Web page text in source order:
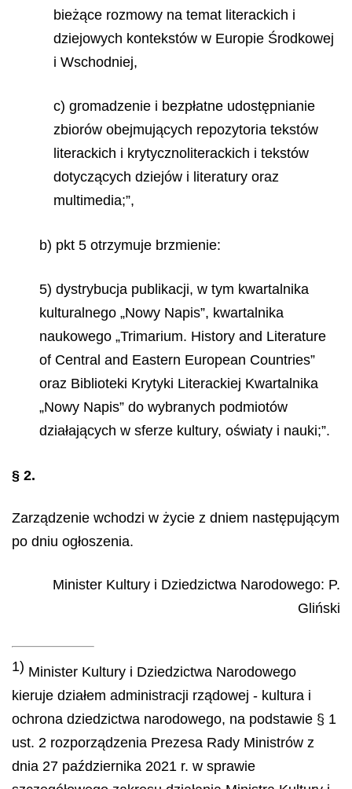
bieżące rozmowy na temat literackich i
dziejowych kontekstów w Europie Środkowej
i Wschodniej,
c) gromadzenie i bezpłatne udostępnianie
zbiorów obejmujących repozytoria tekstów
literackich i krytycznoliterackich i tekstów
dotyczących dziejów i literatury oraz
multimedia;”,
b) pkt 5 otrzymuje brzmienie:
5) dystrybucja publikacji, w tym kwartalnika
kulturalnego „Nowy Napis”, kwartalnika
naukowego „Trimarium. History and Literature
of Central and Eastern European Countries”
oraz Biblioteki Krytyki Literackiej Kwartalnika
„Nowy Napis” do wybranych podmiotów
działających w sferze kultury, oświaty i nauki;”.
§ 2.
Zarządzenie wchodzi w życie z dniem następującym
po dniu ogłoszenia.
Minister Kultury i Dziedzictwa Narodowego: P.
Gliński
1) Minister Kultury i Dziedzictwa Narodowego
kieruje działem administracji rządowej - kultura i
ochrona dziedzictwa narodowego, na podstawie § 1
ust. 2 rozporządzenia Prezesa Rady Ministrów z
dnia 27 października 2021 r. w sprawie